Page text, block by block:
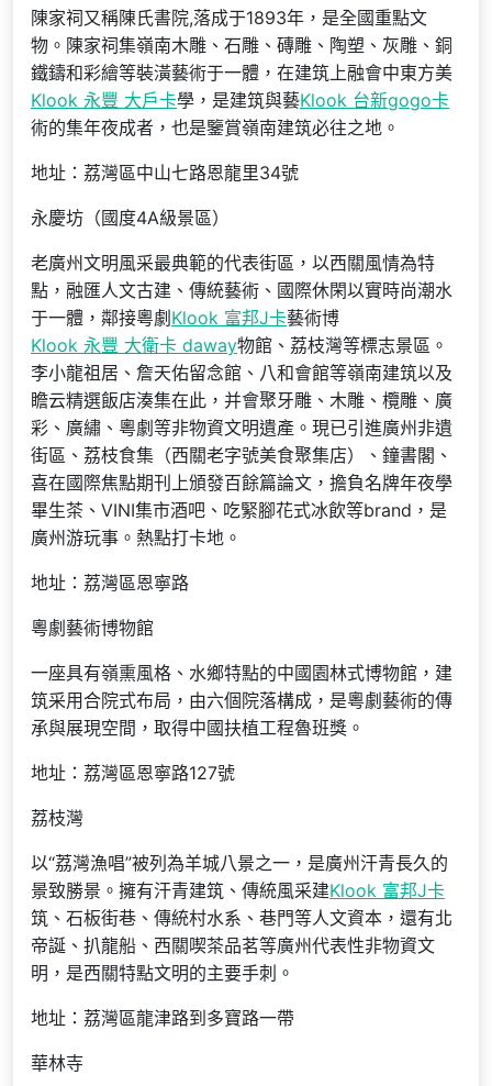
陳家祠又稱陳氏書院,落成于1893年，是全國重點文
物。陳家祠集嶺南木雕、石雕、磚雕、陶塑、灰雕、銅
鐵鑄和彩繪等裝潢藝術于一體，在建筑上融會中東方美
Klook 永豐 大戶卡學，是建筑與藝Klook 台新gogo卡
術的集年夜成者，也是鑒賞嶺南建筑必往之地。
地址：荔灣區中山七路恩龍里34號
永慶坊（國度4A級景區）
老廣州文明風采最典範的代表街區，以西關風情為特
點，融匯人文古建、傳統藝術、國際休閑以實時尚潮水
于一體，鄰接粵劇 Klook 富邦J卡藝術博
Klook 永豐 大衛卡 daway物館、荔枝灣等標志景區。
李小龍祖居、詹天佑留念館、八和會館等嶺南建筑以及
瞻云精選飯店湊集在此，并會聚牙雕、木雕、欖雕、廣
彩、廣繡、粵劇等非物資文明遺產。現已引進廣州非遺
街區、荔枝食集（西關老字號美食聚集店）、鐘書閣、
喜在國際焦點期刊上頒發百餘篇論文，擔負名牌年夜學
畢生茶、VINI集市酒吧、吃緊腳花式冰飲等brand，是
廣州游玩事。熱點打卡地。
地址：荔灣區恩寧路
粵劇藝術博物館
一座具有嶺熏風格、水鄉特點的中國園林式博物館，建
筑采用合院式布局，由六個院落構成，是粵劇藝術的傳
承與展現空間，取得中國扶植工程魯班獎。
地址：荔灣區恩寧路127號
荔枝灣
以“荔灣漁唱”被列為羊城八景之一，是廣州汗青長久的
景致勝景。擁有汗青建筑、傳統風采建Klook 富邦J卡
筑、石板街巷、傳統村水系、巷門等人文資本，還有北
帝誕、扒龍船、西關喫茶品茗等廣州代表性非物資文
明，是西關特點文明的主要手刺。
地址：荔灣區龍津路到多寶路一帶
華林寺